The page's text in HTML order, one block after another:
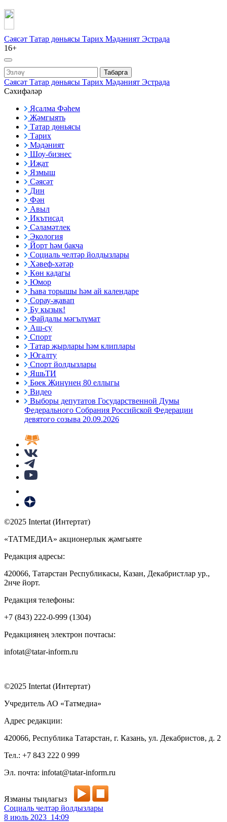
Сәясәт Татар дөньясы Тарих Мәдәният Эстрада
16+
Табарга
Сәясәт Татар дөньясы Тарих Мәдәният Эстрада
Сәхифәләр
Ясалма Фәһем
Җәмгыять
Татар дөньясы
Тарих
Мәдәният
Шоу-бизнес
Иҗат
Язмыш
Сәясәт
Дин
Фән
Авыл
Икътисад
Сәламәтлек
Экология
Йорт һәм бакча
Социаль челтәр йолдызлары
Хәвеф-хәтәр
Көн кадагы
Юмор
Һава торышы һәм ай календаре
Сорау-җавап
Бу кызык!
Файдалы мәгълүмат
Аш-су
Спорт
Татар җырлары һәм клиплары
Югалту
Спорт йолдызлары
ЯшьТИ
Бөек Җиңүнең 80 еллыгы
Видео
Выборы депутатов Государственной Думы
Федерального Собрания Российской Федерации
девятого созыва 20.09.2026
©2025 Intertat (Интертат)
«ТАТМЕДИА» акционерлык җәмгыяте
Редакция адресы:
420066, Татарстан Республикасы, Казан, Декабристлар ур.,
2нче йорт.
Редакция телефоны:
+7 (843) 222-0-999 (1304)
Редакциянең электрон почтасы:
infotat@tatar-inform.ru
©2025 Intertat (Интертат)
Учредитель АО «Татмедиа»
Адрес редакции:
420066, Республика Татарстан, г. Казань, ул. Декабристов, д. 2
Тел.: +7 843 222 0 999
Эл. почта: infotat@tatar-inform.ru
Язманы тыңлагыз
Социаль челтәр йолдызлары
8 июль 2023 14:09